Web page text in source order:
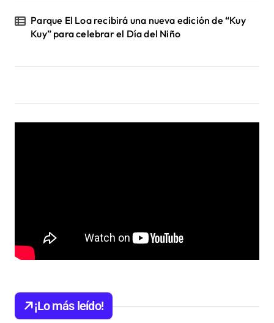
Parque El Loa recibirá una nueva edición de “Kuy
Kuy” para celebrar el Día del Niño
¡Lo más leído!